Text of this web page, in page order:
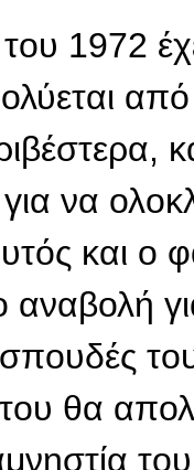
1972
να
και ο
αναβολή
θα